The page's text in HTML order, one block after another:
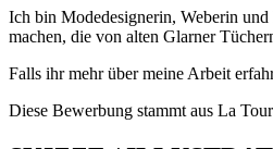
Ich bin Modedesignerin, Weberin
machen, die von alten Glarner
Falls ihr mehr über meine Arbeit
Diese Bewerbung stammt aus La